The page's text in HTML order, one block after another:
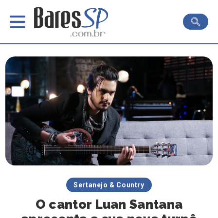
Sertanejo & Country
O cantor Luan Santana